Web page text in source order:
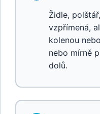
Židle,
vzpřímená,
kolenou
nebo mírně
dolů.